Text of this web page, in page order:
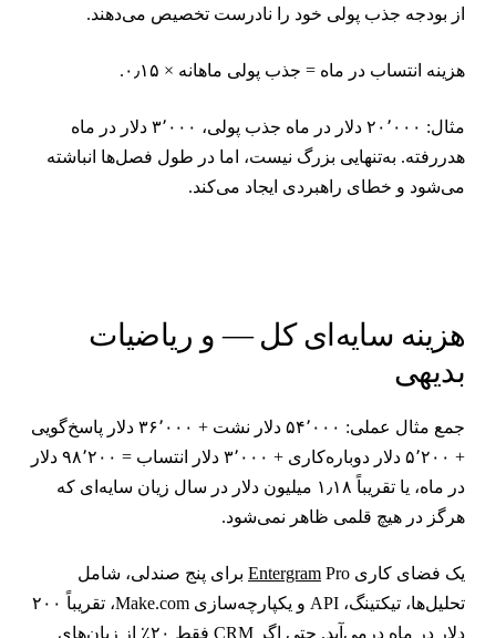
بودجه جذب پولی خود را نادرست تخصیص می‌دهند.
انتساب در ماه = جذب پولی ماهانه × ۰٫۱۵.
مثال: ۲۰٬۰۰۰ دلار در ماه جذب پولی، ۳٬۰۰۰ دلار در ماه
به‌تنهایی بزرگ نیست، اما در طول فصل‌ها انباشته
و خطای راهبردی ایجاد می‌کند.
سایه‌ای کل — و ریاضیات
جمع مثال عملی: ۵۴٬۰۰۰ دلار نشت + ۳۶٬۰۰۰ دلار پاسخ‌گویی
+ ۵٬۲۰۰ دلار دوباره‌کاری + ۳٬۰۰۰ دلار انتساب = ۹۸٬۲۰۰ دلار
در ماه، یا تقریباً ۱٫۱۸ میلیون دلار در سال زیان سایه‌ای که
در هیچ قلمی ظاهر نمی‌شود.
فضای کاری EntergramPro برای پنج صندلی، شامل
تحلیل‌ها، تیکتینگ، API و یکپارچه‌سازی Make.com، تقریباً ۲۰۰
دلار در ماه درمی‌آید. حتی اگر CRM فقط ۲۰٪ از زیان‌های